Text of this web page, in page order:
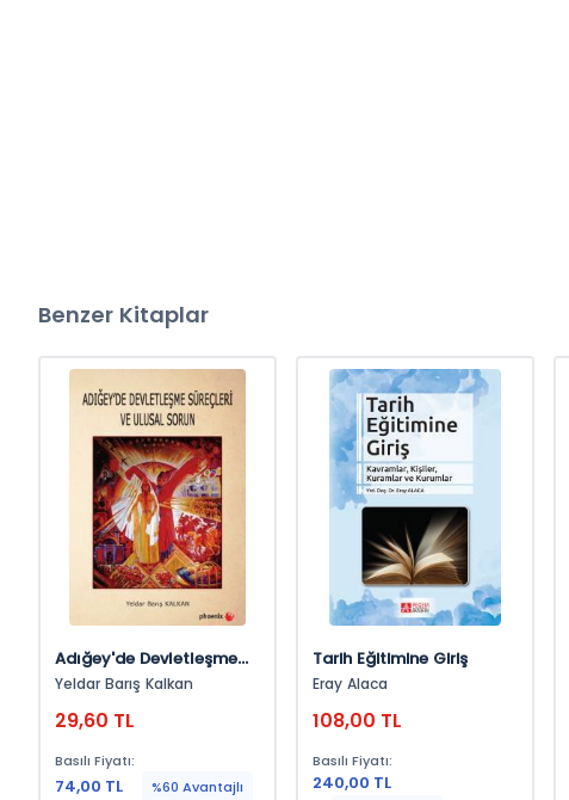
Benzer Kitaplar
Adığey'de Devletleşme
Süreçleri Ve Ulusal Sorun
Yeldar Barış Kalkan
29,60 TL
Basılı Fiyatı:
74,00 TL %60 Avantajlı
Tarih Eğitimine Giriş
Eray Alaca
108,00 TL
Basılı Fiyatı:
240,00 TL